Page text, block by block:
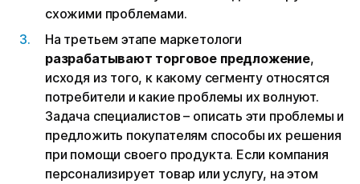
схожими проблемами.
На третьем этапе маркетологи
разрабатывают торговое предложение,
исходя из того, к какому сегменту относятся
потребители и какие проблемы их волнуют.
Задача специалистов – описать эти проблемы и
предложить покупателям способы их решения
при помощи своего продукта. Если компания
персонализирует товар или услугу, на этом